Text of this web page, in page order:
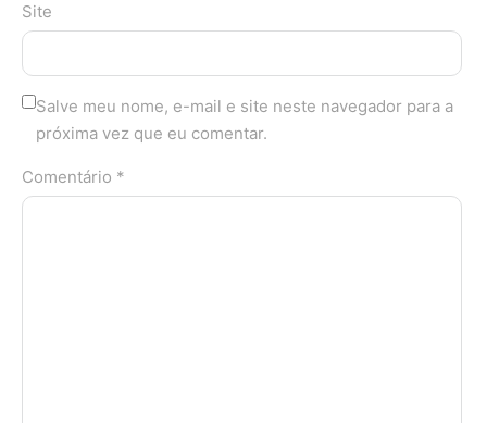
Site
Salve meu nome, e-mail e site neste navegador para a
próxima vez que eu comentar.
Comentário *